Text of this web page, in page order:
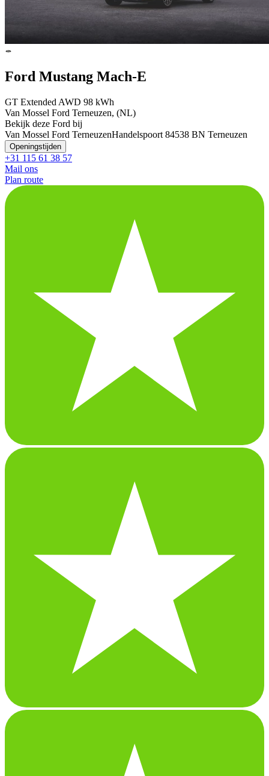
Ford Mustang Mach-E
GT Extended AWD 98 kWh
Van Mossel Ford Terneuzen, (NL)
Bekijk deze Ford bij
Van Mossel Ford TerneuzenHandelspoort 84538 BN Terneuzen
Openingstijden
+31 115 61 38 57
Mail ons
Plan route